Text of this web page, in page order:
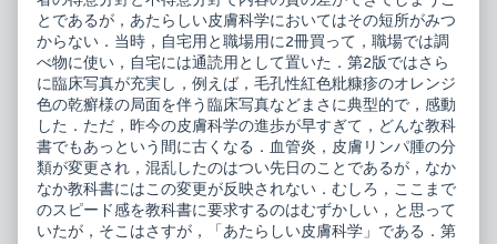
とであるが，あたらしい皮膚科学においてはその短所がみつ
からない．当時，自宅用と職場用に2冊買って，職場では調
べ物に使い，自宅には通読用として置いた．第2版ではさら
に臨床写真が充実し，例えば，毛孔性紅色粃糠疹のオレンジ
色の乾癬様の局面を伴う臨床写真などまさに典型的で，感動
した．ただ，昨今の皮膚科学の進歩が早すぎて，どんな教科
書でもあっという間に古くなる．血管炎，皮膚リンパ腫の分
類が変更され，混乱したのはつい先日のことであるが，なか
なか教科書にはこの変更が反映されない．むしろ，ここまで
のスピード感を教科書に要求するのはむずかしい，と思って
いたが，そこはさすが，「あたらしい皮膚科学」である．第